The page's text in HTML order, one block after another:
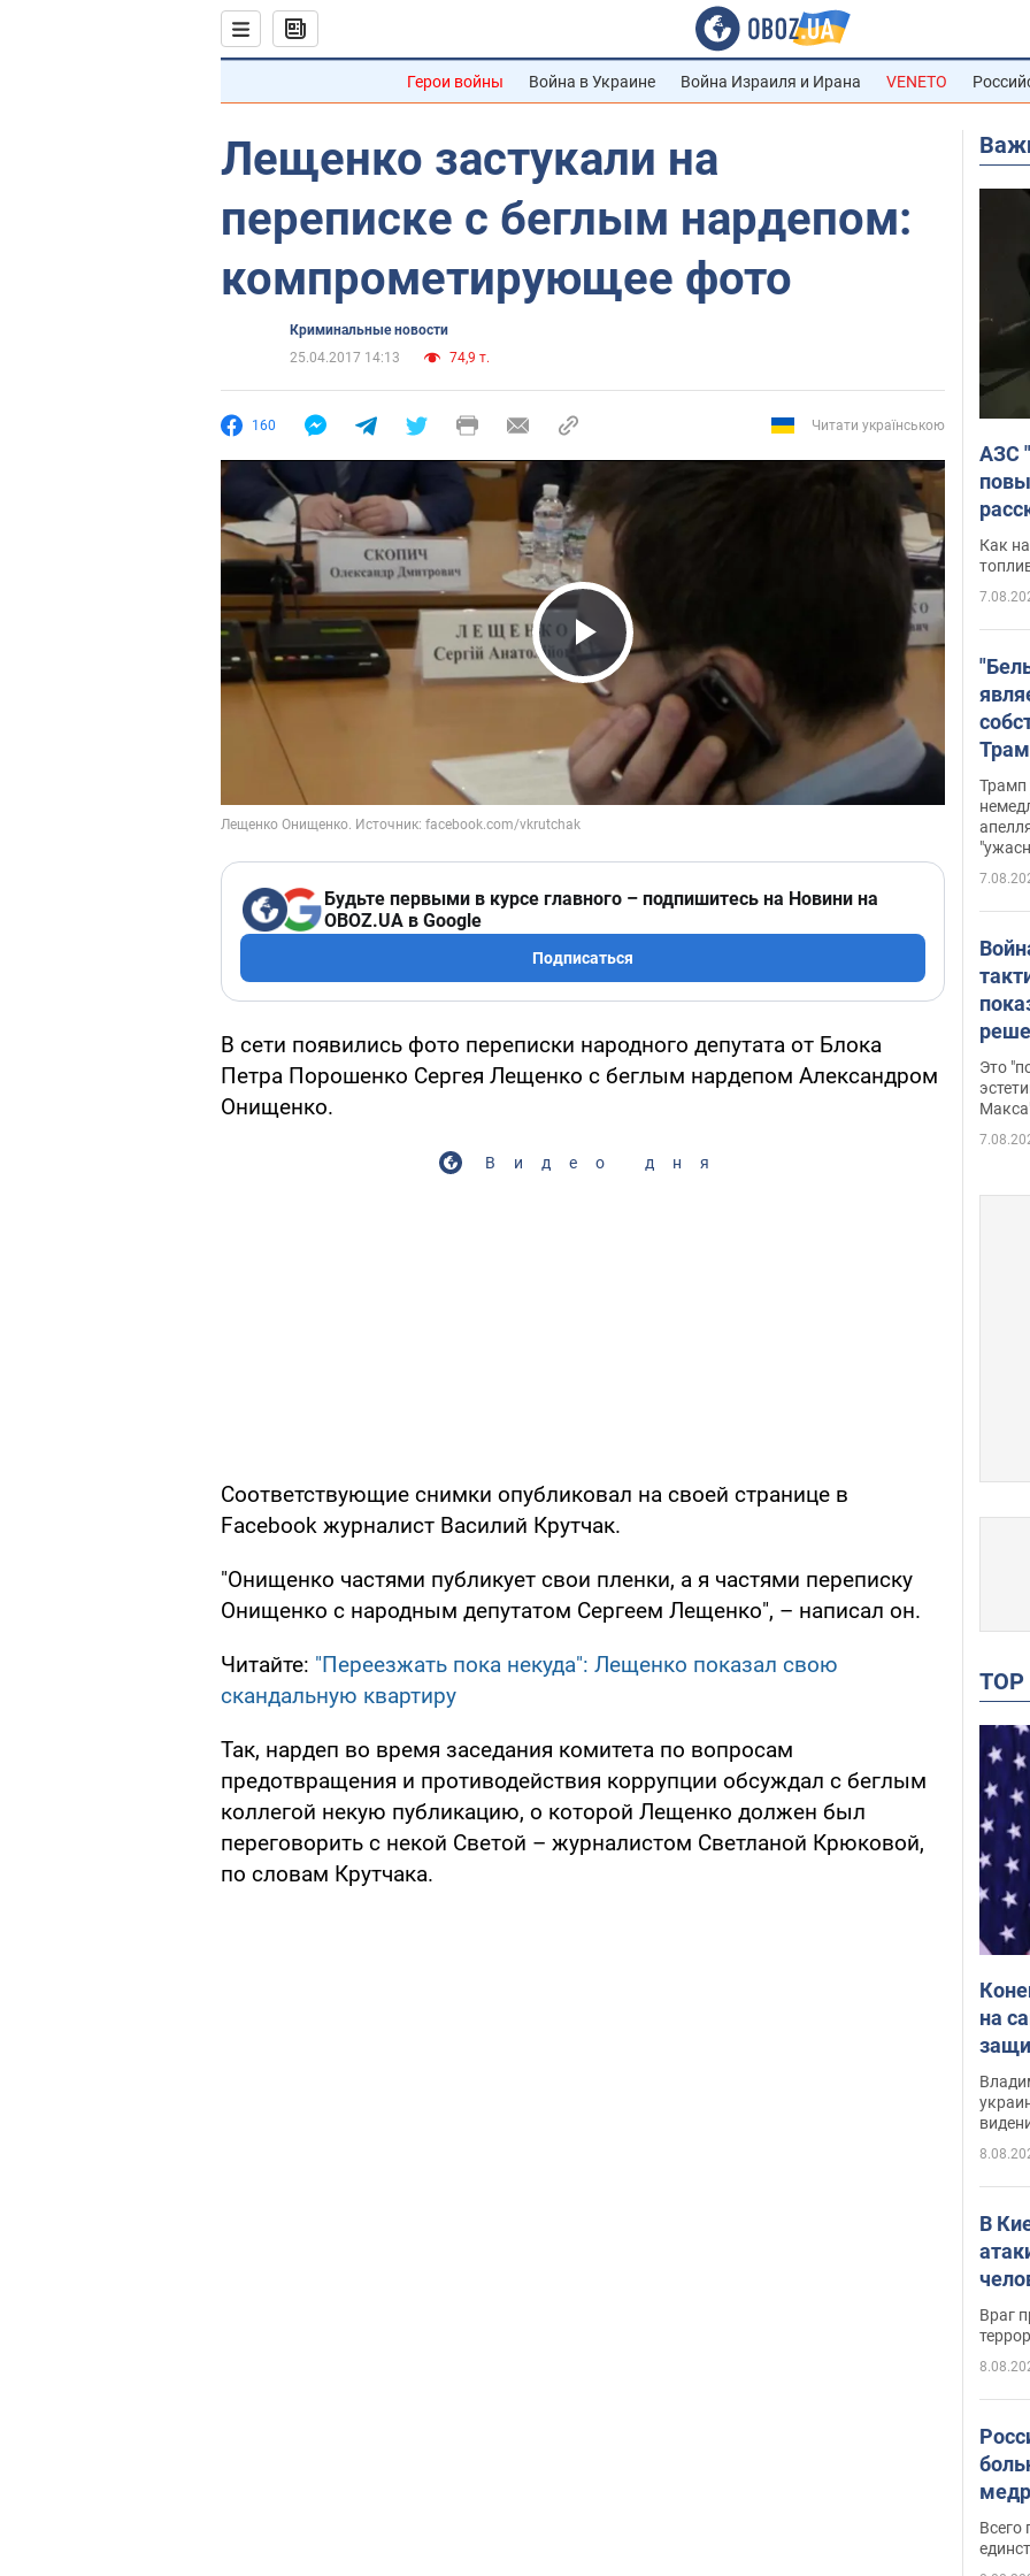
Герои войны Война в Украине Война Израиля и Ирана VENETO
Лещенко застукали на
переписке с беглым нардепом:
компрометирующее фото
Криминальные новости
25.04.2017 14:13
74,9 т.
160 Читати українською
Play Video
Будьте первыми в курсе главного – подпишитесь на Новини на
OBOZ.UA в Google
Подписаться
В сети появились фото переписки народного депутата от Блока
Петра Порошенко Сергея Лещенко с беглым нардепом Александром
Онищенко.
Видео дня
Соответствующие снимки опубликовал на своей странице в
Facebook журналист Василий Крутчак.
"Онищенко частями публикует свои пленки, а я частями переписку
Онищенко с народным депутатом Сергеем Лещенко", – написал он.
Читайте: "Переезжать пока некуда": Лещенко показал свою
скандальную квартиру
Так, нардеп во время заседания комитета по вопросам
предотвращения и противодействия коррупции обсуждал с беглым
коллегой некую публикацию, о которой Лещенко должен был
переговорить с некой Светой – журналистом Светланой Крюковой,
по словам Крутчака.
АЗС
Как
Трамп
Это
на
В
Враг
Всего